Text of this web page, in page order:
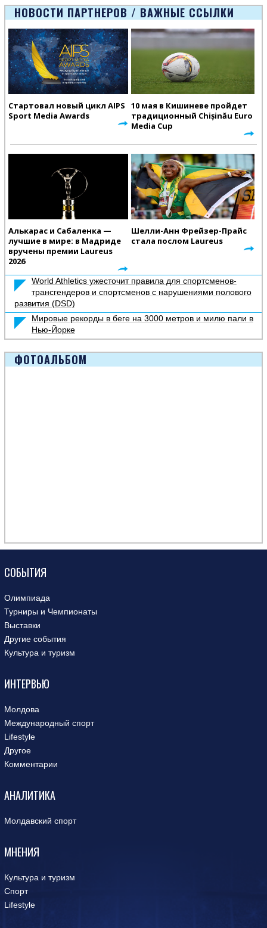
Европейско
НОВОСТИ ПАРТНЕРОВ / ВАЖНЫЕ ССЫЛКИ
Стартовал новый цикл AIPS
Sport Media Awards
10 мая в Кишиневе пройдет
традиционный Chișinău Euro
Media Cup
Алькарас и Сабаленка —
лучшие в мире: в Мадриде
вручены премии Laureus
2026
Шелли-Анн Фрейзер-Прайс
стала послом Laureus
World Athletics ужесточит правила для спортсменов-
трансгендеров и спортсменов с нарушениями полового
развития (DSD)
Мировые рекорды в беге на 3000 метров и милю пали в
Нью-Йорке
ФОТОАЛЬБОМ
СОБЫТИЯ
Олимпиада
Турниры и Чемпионаты
Выставки
Другие события
Культура и туризм
ИНТЕРВЬЮ
Молдова
Международный спорт
Lifestyle
Другое
Комментарии
АНАЛИТИКА
Молдавский спорт
МНЕНИЯ
Культура и туризм
Спорт
Lifestyle